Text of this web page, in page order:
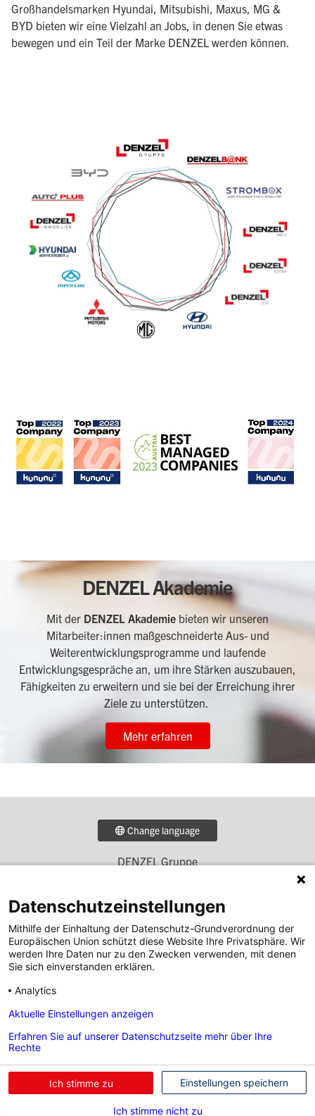
Großhandelsmarken Hyundai, Mitsubishi, Maxus, MG &
BYD bieten wir eine Vielzahl an Jobs, in denen Sie etwas
bewegen und ein Teil der Marke DENZEL werden können.
DENZEL Akademie
Mit der DENZEL Akademie bieten wir unseren
Mitarbeiter:innen maßgeschneiderte Aus- und
Weiterentwicklungsprogramme und laufende
Entwicklungsgespräche an, um ihre Stärken auszubauen,
Fähigkeiten zu erweitern und sie bei der Erreichung ihrer
Ziele zu unterstützen.
Mehr erfahren
Change language
Menü
1
DENZEL Gruppe
Zitta
Simscha
Footer
Menü
2
DENZEL Bank
DENZEL Immobilien
Footer
Social
Links
Footer
Kontakt|Impressum|Rechtliche Informationen &
Datenschutz
© by WOLFGANG DENZEL AUTO AG
Datenschutzeinstellungen
Mithilfe der Einhaltung der Datenschutz-Grundverordnung der
Europäischen Union schützt diese Website Ihre Privatsphäre. Wir
werden Ihre Daten nur zu den Zwecken verwenden, mit denen
Sie sich einverstanden erklären.
Analytics
Ich stimme zu
Ich stimme nicht zu
Aktuelle Einstellungen anzeigen
Erfahren Sie auf unserer Datenschutzseite mehr über Ihre
Rechte
Einstellungen speichern